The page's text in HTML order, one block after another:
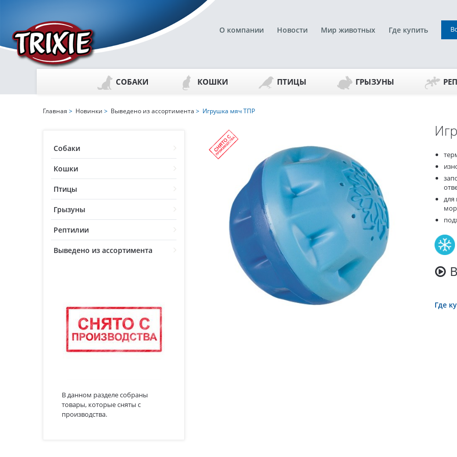
О компании Новости Мир животных Где купить
СОБАКИ КОШКИ ПТИЦЫ ГРЫЗУНЫ
Собаки
Кошки
Птицы
Грызуны
Рептилии
Выведено из ассортимента
В данном разделе собраны
товары, которые сняты с
производства.
Главная > Новинки > Выведено из ассортимента > Игрушка мяч ТПР
для
Где